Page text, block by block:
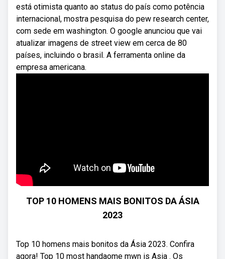
está otimista quanto ao status do país como potência
internacional, mostra pesquisa do pew research center,
com sede em washington. O google anunciou que vai
atualizar imagens de street view em cerca de 80
países, incluindo o brasil. A ferramenta online da
empresa americana.
TOP 10 HOMENS MAIS BONITOS DA ÁSIA
2023
Top 10 homens mais bonitos da Ásia 2023. Confira
agora! Top 10 most handaome mwn is Asia . Os